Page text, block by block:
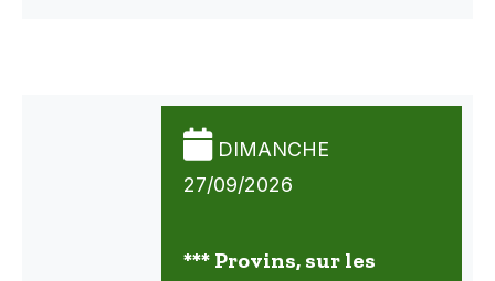
DIMANCHE
27/09/2026
*** Provins, sur les